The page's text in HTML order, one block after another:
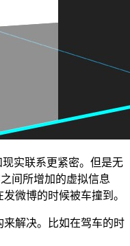
实联系更紧密。但是无
间所增加的虚拟信息
微博的时候被车撞到。
解决。比如在驾车的时